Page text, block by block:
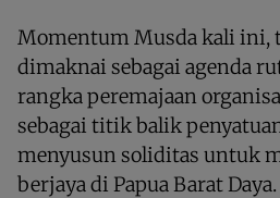
Momentum Musda kali ini,
dimaknai sebagai agenda
rangka peremajaan
sebagai titik balik
menyusun soliditas untuk
berjaya di Papua Barat Daya.